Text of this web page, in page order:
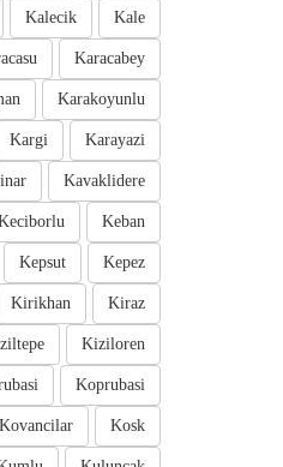
Kale
Kalecik
Karacabey
Karakoyunlu
Karayazi
Kargi
Kavaklidere
Keban
Kepez
Kepsut
Kiraz
Kirikhan
Kiziloren
Koprubasi
Kosk
Kovancilar